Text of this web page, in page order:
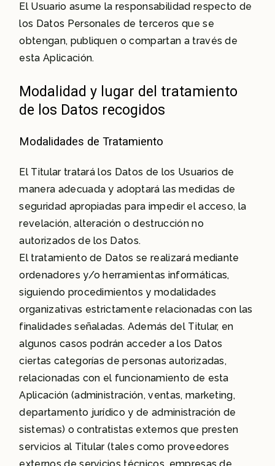
El Usuario asume la responsabilidad respecto de
los Datos Personales de terceros que se
obtengan, publiquen o compartan a través de
esta Aplicación.
Modalidad y lugar del tratamiento
de los Datos recogidos
Modalidades de Tratamiento
El Titular tratará los Datos de los Usuarios de
manera adecuada y adoptará las medidas de
seguridad apropiadas para impedir el acceso, la
revelación, alteración o destrucción no
autorizados de los Datos.
El tratamiento de Datos se realizará mediante
ordenadores y/o herramientas informáticas,
siguiendo procedimientos y modalidades
organizativas estrictamente relacionadas con las
finalidades señaladas. Además del Titular, en
algunos casos podrán acceder a los Datos
ciertas categorías de personas autorizadas,
relacionadas con el funcionamiento de esta
Aplicación (administración, ventas, marketing,
departamento jurídico y de administración de
sistemas) o contratistas externos que presten
servicios al Titular (tales como proveedores